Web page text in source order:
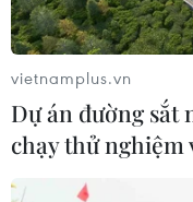
vietnamplus.vn
Dự án đường sắt
chạy thử nghiệm